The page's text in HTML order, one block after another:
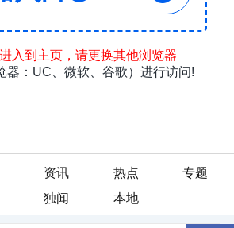
资讯 热点
专题
独闻 本地